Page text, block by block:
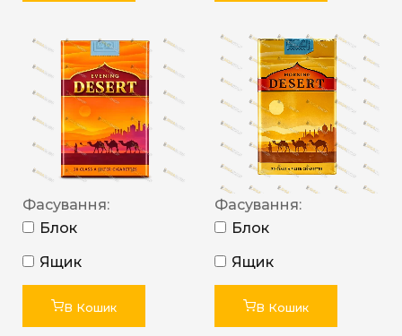
Фасування:
Блок
Ящик
В Кошик
Фасування:
Блок
Ящик
В Кошик